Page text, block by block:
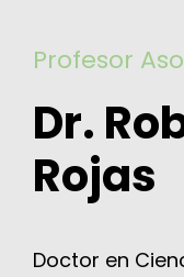
Profesor
Dr.
Rojas
Doctor en